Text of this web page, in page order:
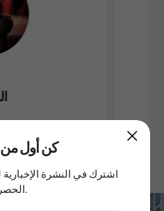
..كن أول
اشترك في النشرة
الحصرية.